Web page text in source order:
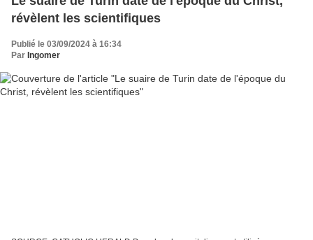
révèlent les scientifiques
Publié le 03/09/2024 à 16:34
Par Ingomer